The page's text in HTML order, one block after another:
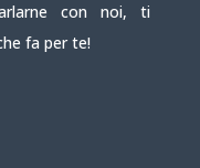
con noi, ti
fa per te!